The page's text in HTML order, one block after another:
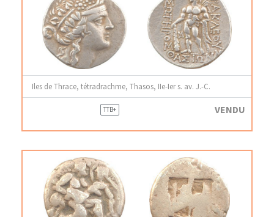
Iles de Thrace, tétradrachme, Thasos, IIe-Ier s. av. J.-C.
TTB+ VENDU